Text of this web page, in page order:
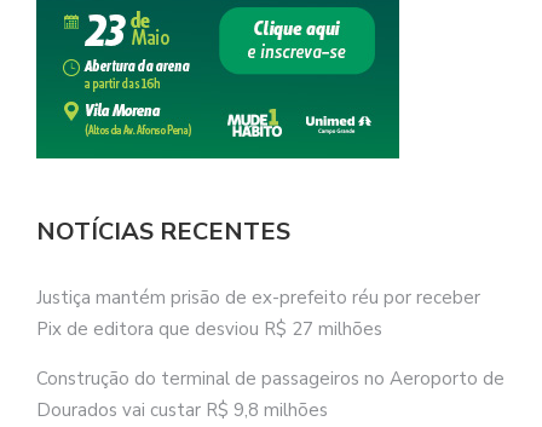
NOTÍCIAS RECENTES
Justiça mantém prisão de ex-prefeito réu por receber
Pix de editora que desviou R$ 27 milhões
Construção do terminal de passageiros no Aeroporto de
Dourados vai custar R$ 9,8 milhões